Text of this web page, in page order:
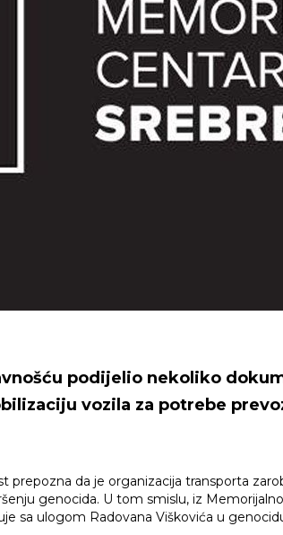
podijelio nekoliko
vozila za potrebe
prepozna da je organizacija transporta
genocida. U tom smislu, iz
sa ulogom Radovana Viškovića u